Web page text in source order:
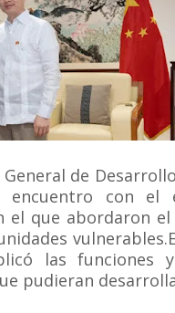
de
encuentro con el
el que abordaron
vulnerables
las funciones
pudieran